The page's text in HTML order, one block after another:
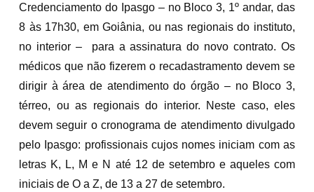
Credenciamento do Ipasgo – no Bloco 3, 1º andar, das
8 às 17h30, em Goiânia, ou nas regionais do instituto,
no interior – para a assinatura do novo contrato. Os
médicos que não fizerem o recadastramento devem se
dirigir à área de atendimento do órgão – no Bloco 3,
térreo, ou as regionais do interior. Neste caso, eles
devem seguir o cronograma de atendimento divulgado
pelo Ipasgo: profissionais cujos nomes iniciam com as
letras K, L, M e N até 12 de setembro e aqueles com
iniciais de O a Z, de 13 a 27 de setembro.